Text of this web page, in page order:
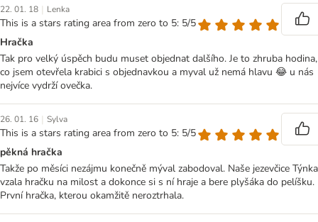
22. 01. 18 | Lenka
This is a stars rating area from zero to 5: 5/5
Hračka
Tak pro velký úspěch budu muset objednat dalšího. Je to zhruba hodina,
co jsem otevřela krabici s objednavkou a myval už nemá hlavu 😂 u nás
nejvíce vydrží ovečka.
26. 01. 16 | Sylva
This is a stars rating area from zero to 5: 5/5
pěkná hračka
Takže po měsíci nezájmu konečně mýval zabodoval. Naše jezevčice Týnka
vzala hračku na milost a dokonce si s ní hraje a bere plyšáka do pelíšku.
První hračka, kterou okamžitě neroztrhala.